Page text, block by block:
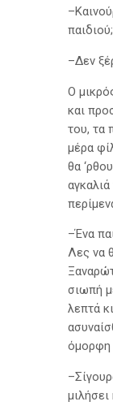
παιδιού;
–Δεν
Ο
και
του, τα
μέρα
θα
–Ένα
Λες να
σιωπή
λεπτά
όμορφη